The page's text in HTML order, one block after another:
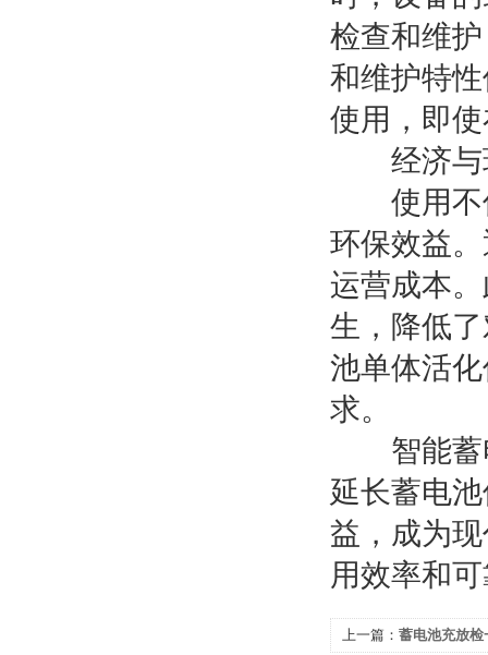
检查和维
和维护特
使用，即
经济与
使用不仅
环保效益
运营成本
生，降低
池单体活
求。
智能蓄电
延长蓄电
益，成为
用效率和
上一篇： 蓄电池充放检